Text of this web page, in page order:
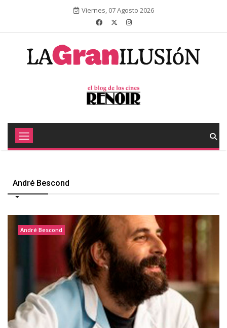
Viernes, 07 Agosto 2026
André Bescond
André Bescond